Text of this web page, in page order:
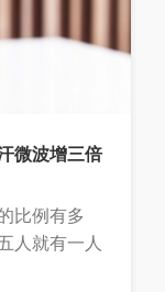
微波增三倍
比例有多
人就有一人